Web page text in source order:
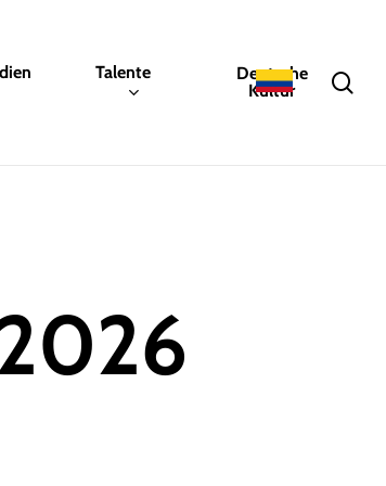
Talente
Deutsche
Kultur